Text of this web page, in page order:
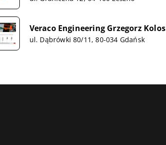
Veraco Engineering Grzegorz Kolos
ul. Dąbrówki 80/11, 80-034 Gdańsk